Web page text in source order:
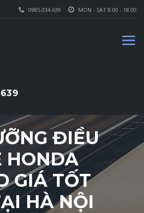
MON - SAT 8.00 - 18.00
0985.034.639
ĐIỀU
HONDA
GIÁ TỐT
HÀ NỘI